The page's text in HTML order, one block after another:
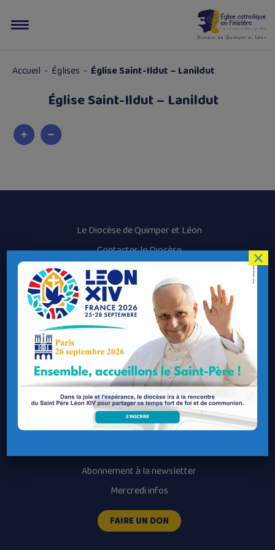
Accueil - Églises - Église Saint-Ildut – Lanildut
Église Saint-Ildut – Lanildut
Le Diocèse de Quimper et Léon
Contacter le Diocèse
Contacter ma Paroisse
Contacter un service
Contacter une permanence
Recrutement
Horaires des messes
Nos paroisses
Les services diocésains
Les mouvements diocésains
Abonnement à la newsletter
Mercredi infos
FAIRE UN DON
×